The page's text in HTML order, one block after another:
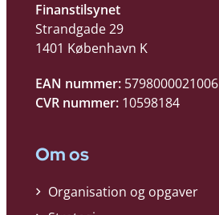
Finanstilsynet
Strandgade 29
1401 København K
EAN nummer: 5798000021006
CVR nummer: 10598184
Om os
Organisation og opgaver